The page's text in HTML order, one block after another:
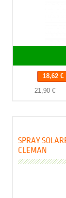
18,62 €
21,90 €
SPRAY
CLEMAN